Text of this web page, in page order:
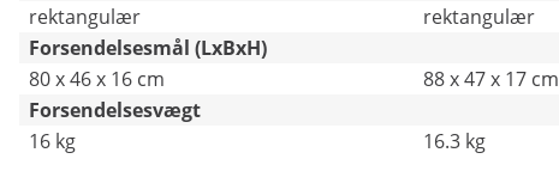
rektangulær
rektangulær
Forsendelsesmål (LxBxH)
80 x 46 x 16 cm
88 x 47 x 17 cm
Forsendelsesvægt
16 kg
16.3 kg